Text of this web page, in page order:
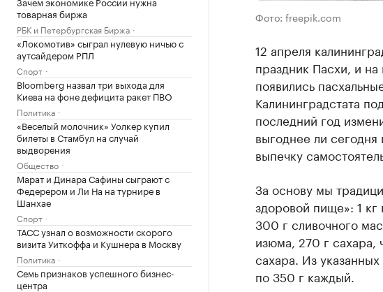
товарная биржа
РБК и Петербургская Биржа
«Локомотив» сыграл нулевую ничью с
аутсайдером РПЛ
Спорт
Bloomberg назвал три выхода для
Киева на фоне дефицита ракет ПВО
Политика
«Веселый молочник» Уолкер купил
билеты в Стамбул на случай
выдворения
Общество
Марат и Динара Сафины сыграют с
Федерером и Ли На на турнире в
Шанхае
Спорт
ТАСС узнал о возможности скорого
визита Уиткоффа и Кушнера в Москву
Политика
Семь признаков успешного бизнес-
центра
Фото: freepik.com
12 апреля
праздник Пасхи, и на
появились
Калининградстата
последний год
выгоднее ли
выпечку
За основу мы
здоровой пище»: 1 кг
300 г сливочного
изюма, 270 г сахара,
сахара. Из
по 350 г каждый.